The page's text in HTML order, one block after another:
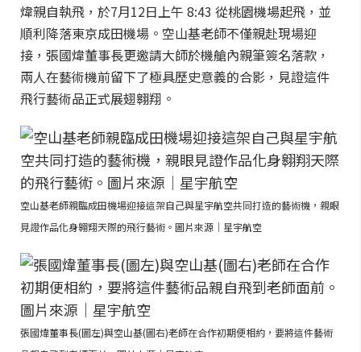
煒親自執飛，於7月12日上午 8:43 從桃園機場起飛，並
順利降落東京成田機場。空山基老師不僅親赴現場迎
接，張國煒董事長更邀請大師於機艙內親筆簽名落款，
兩人在藝術機前留下了極具歷史意義的合影，見證這件
飛行藝術品正式展翅翱翔。
空山基老師親臨成田機場迎接這架自己與星宇航空共同打造的藝術機，親眼
見證作品化身翱翔天際的飛行藝術。圖片來源｜星宇航空
張國煒董事長(圖左)與空山基(圖右)老師在合作初期便相約，要將這件藝術